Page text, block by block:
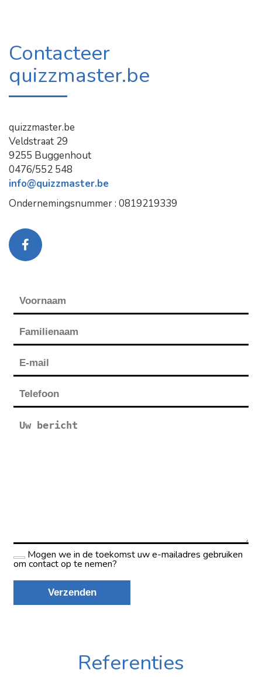
Contacteer
quizzmaster.be
quizzmaster.be
Veldstraat 29
9255 Buggenhout
0476/552 548
info@quizzmaster.be
Ondernemingsnummer : 0819219339
Referenties